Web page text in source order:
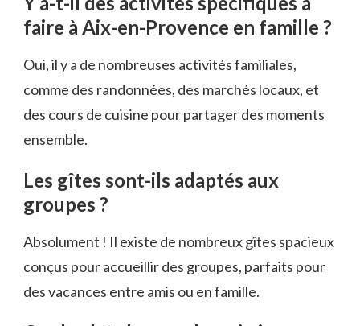
faire à Aix-en-Provence en famille ?
Oui, il y a de nombreuses activités familiales,
comme des randonnées, des marchés locaux, et
des cours de cuisine pour partager des moments
ensemble.
Les gîtes sont-ils adaptés aux
groupes ?
Absolument ! Il existe de nombreux gîtes spacieux
conçus pour accueillir des groupes, parfaits pour
des vacances entre amis ou en famille.